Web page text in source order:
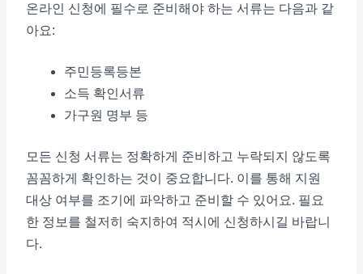
온라인 신청에 필수로 준비해야 하는 서류는 다음과 같
아요:
주민등록등본
소득 확인서류
가구원 명부 등
모든 신청 서류는 정확하게 준비하고 누락되지 않도록
꼼꼼하게 확인하는 것이 중요합니다. 이를 통해 지원
대상 여부를 조기에 파악하고 준비할 수 있어요. 필요
한 정보를 철저히 숙지하여 적시에 신청하시길 바랍니
다.